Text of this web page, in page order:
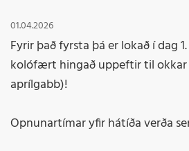
01.04.2026
Fyrir það fyrsta þá er lokað í dag
kolófært hingað uppeftir til
aprílgabb)!
Opnunartímar yfir hátíða verða